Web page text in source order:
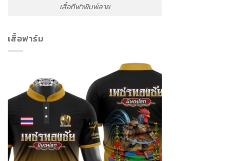
เสื้อกีฬาพิมพ์ลาย
เสื้อฟาร์ม